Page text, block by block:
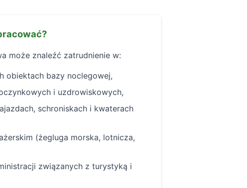
może znaleźć zatrudnienie w:
obiektach bazy noclegowej,
i uzdrowiskowych,
schroniskach i kwaterach
(żegluga morska, lotnicza,
związanych z turystyką i